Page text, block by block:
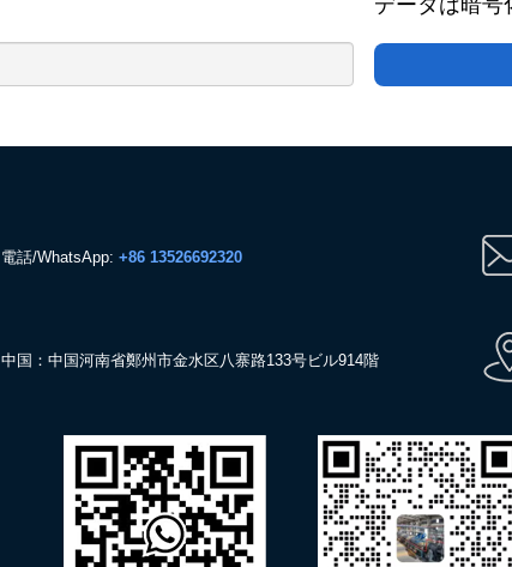
データは暗号
電話/WhatsApp: +86 13526692320
中国：中国河南省鄭州市金水区八寨路133号ビル914階